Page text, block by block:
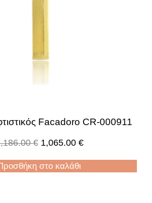
Facadoro CR-000911
€ 1,065.00 €
στο καλάθι